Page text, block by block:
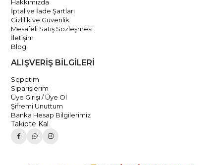
Hakkımızda
İptal ve İade Şartları
Gizlilik ve Güvenlik
Mesafeli Satış Sözleşmesi
İletişim
Blog
ALIŞVERİŞ BİLGİLERİ
Sepetim
Siparişlerim
Üye Girişi / Üye Ol
Şifremi Unuttum
Banka Hesap Bilgilerimiz
Takipte Kal